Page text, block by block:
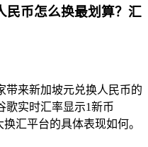
民币怎么换最划算？汇
带来新加坡元兑换人民币的
歌实时汇率显示1新币
汇平台的具体表现如何。